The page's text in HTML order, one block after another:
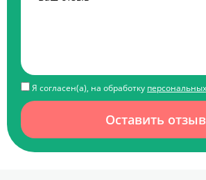
Я согласен(а), на обработку
Оставить отзыв